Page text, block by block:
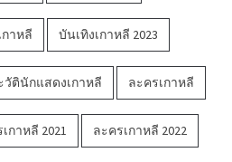
กาหลี บันเทิงเกาหลี 2023
วัตินักแสดงเกาหลี ละครเกาหลี
กาหลี 2021 ละครเกาหลี 2022